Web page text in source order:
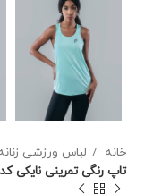
خانه لباس ورزشی
تاپ رنگی تمرینی نایکی کد 1439